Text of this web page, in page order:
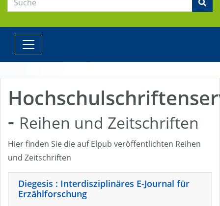
- Reihen und Zeitschriften
Hier finden Sie die auf Elpub veröffentlichten Reihen
und Zeitschriften
Diegesis : Interdisziplinäres E-Journal für
Erzählforschung